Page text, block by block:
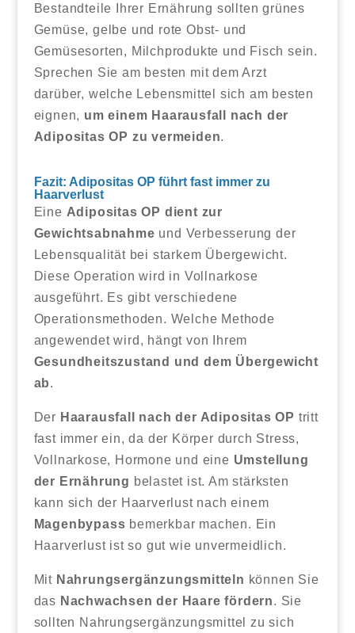
Bestandteile Ihrer Ernährung sollten grünes
Gemüse, gelbe und rote Obst- und
Gemüsesorten, Milchprodukte und Fisch sein.
Sprechen Sie am besten mit dem Arzt
darüber, welche Lebensmittel sich am besten
eignen, um einem Haarausfall nach der
Adipositas OP zu vermeiden.
Fazit: Adipositas OP führt fast immer zu
Haarverlust
Eine Adipositas OP dient zur
Gewichtsabnahme und Verbesserung der
Lebensqualität bei starkem Übergewicht.
Diese Operation wird in Vollnarkose
ausgeführt. Es gibt verschiedene
Operationsmethoden. Welche Methode
angewendet wird, hängt von Ihrem
Gesundheitszustand und dem Übergewicht
ab.
Der Haarausfall nach der Adipositas OP tritt
fast immer ein, da der Körper durch Stress,
Vollnarkose, Hormone und eine Umstellung
der Ernährung belastet ist. Am stärksten
kann sich der Haarverlust nach einem
Magenbypass bemerkbar machen. Ein
Haarverlust ist so gut wie unvermeidlich.
Mit Nahrungsergänzungsmitteln können Sie
das Nachwachsen der Haare fördern. Sie
sollten Nahrungsergänzungsmittel zu sich